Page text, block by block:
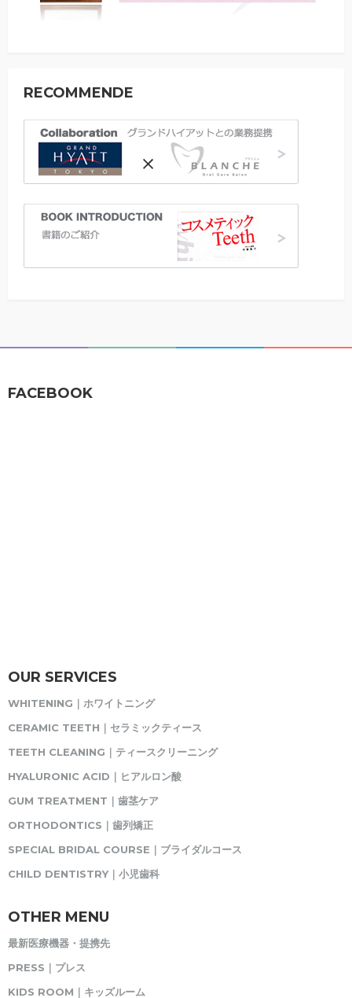
RECOMMENDE
FACEBOOK
OUR SERVICES
WHITENING｜ホワイトニング
CERAMIC TEETH｜セラミックティース
TEETH CLEANING｜ティースクリーニング
HYALURONIC ACID｜ヒアルロン酸
GUM TREATMENT｜歯茎ケア
ORTHODONTICS｜歯列矯正
SPECIAL BRIDAL COURSE｜ブライダルコース
CHILD DENTISTRY｜小児歯科
OTHER MENU
最新医療機器・提携先
PRESS｜プレス
KIDS ROOM｜キッズルーム